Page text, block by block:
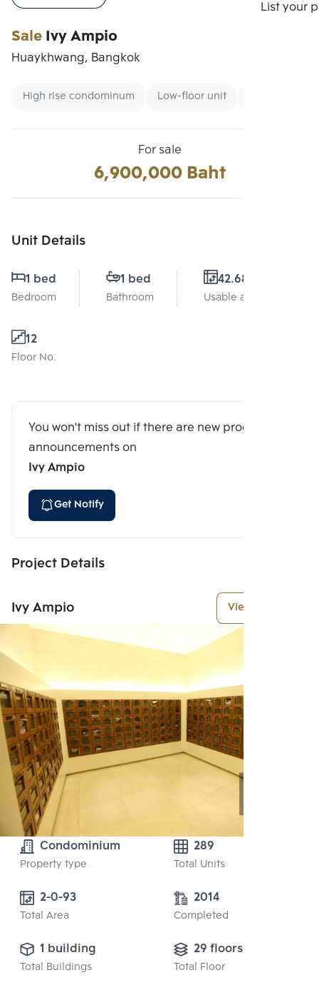
List your
SaleIvy Ampio
Huaykhwang, Bangkok
High rise condominum Low-floor unit
For sale
6,900,000 Baht
Unit Details
1 bed
Bedroom
1 bed
Bathroom
42.68 Sq.m.
Usable area
12
Floor No.
You won't miss out if there are new program
announcements on
Ivy Ampio
Get Notify
Project Details
Ivy Ampio View More
Condominium
Property type
289
Total Units
Total Area
2014
Completed
1 building
Total Buildings
29 floors
Total Floor